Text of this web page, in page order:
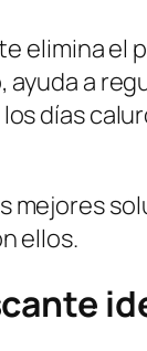
elimina el
ayuda a
días
ellos.